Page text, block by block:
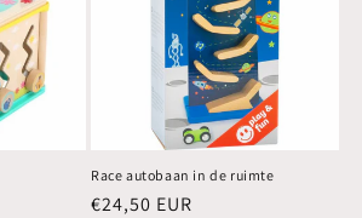
Race autobaan in de ruimte
Normale
€24,50 EUR